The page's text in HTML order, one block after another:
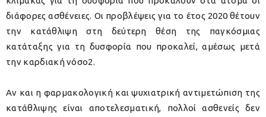
διάφορες ασθένειες. Οι προβλέψεις για το έτος 2020 θέτουν
την κατάθλιψη στη δεύτερη θέση της παγκόσμιας
κατάταξης για τη δυσφορία που προκαλεί, αμέσως μετά
την καρδιακή νόσο2.
Αν και η φαρμακολογική και ψυχιατρική αντιμετώπιση της
κατάθλιψης είναι αποτελεσματική, πολλοί ασθενείς δεν